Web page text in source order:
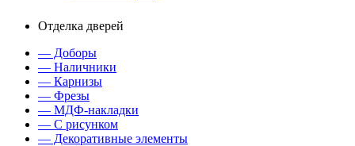
Отделка дверей
— Доборы
— Наличники
— Карнизы
— Фрезы
— МДФ-накладки
— С рисунком
— Декоративные элементы